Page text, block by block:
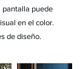
pantalla puede
en el color.
de diseño.